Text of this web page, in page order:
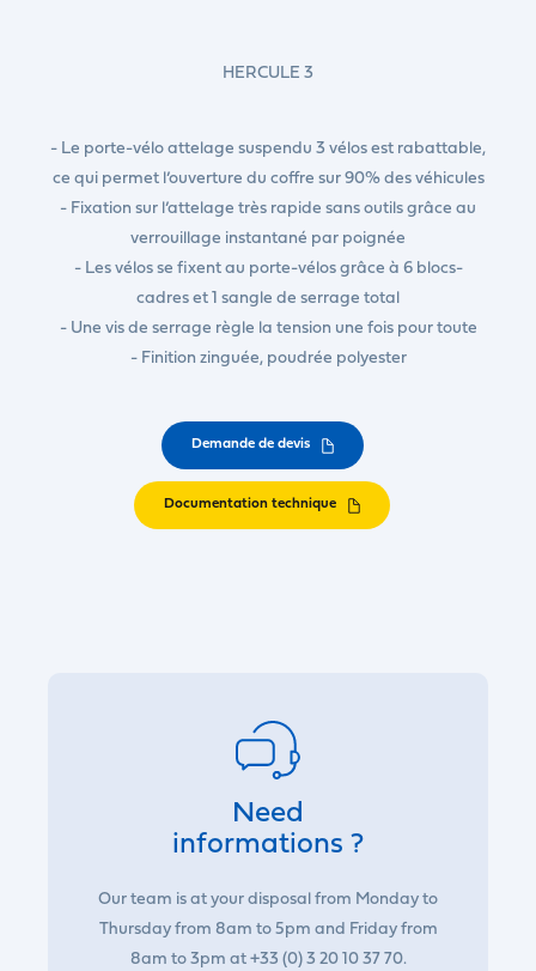
HERCULE 3
- Le porte-vélo attelage suspendu 3 vélos est rabattable,
ce qui permet l’ouverture du coffre sur 90% des véhicules
- Fixation sur l’attelage très rapide sans outils grâce au
verrouillage instantané par poignée
- Les vélos se fixent au porte-vélos grâce à 6 blocs-
cadres et 1 sangle de serrage total
- Une vis de serrage règle la tension une fois pour toute
- Finition zinguée, poudrée polyester
Demande de devis
Documentation technique
Need
informations ?
Our team is at your disposal from Monday to
Thursday from 8am to 5pm and Friday from
8am to 3pm at +33 (0) 3 20 10 37 70.